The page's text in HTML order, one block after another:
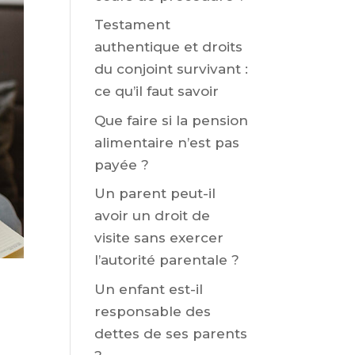
Testament
authentique et droits
du conjoint survivant :
ce qu’il faut savoir
Que faire si la pension
alimentaire n’est pas
payée ?
Un parent peut-il
avoir un droit de
visite sans exercer
l’autorité parentale ?
Un enfant est-il
responsable des
dettes de ses parents